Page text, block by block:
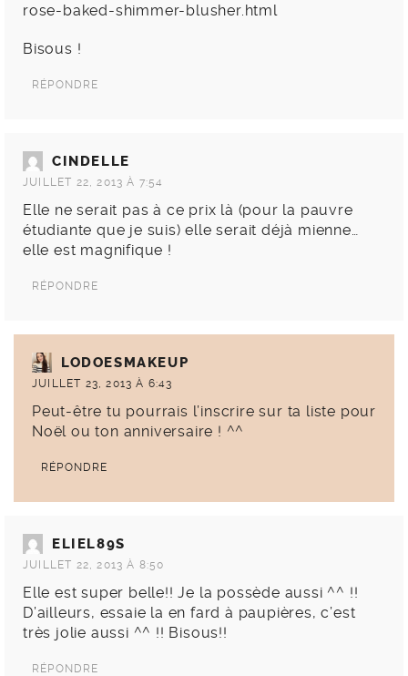
rose-baked-shimmer-blusher.html
Bisous !
RÉPONDRE
CINDELLE
JUILLET 22, 2013 À 7:54
Elle ne serait pas à ce prix là (pour la pauvre
étudiante que je suis) elle serait déjà mienne…
elle est magnifique !
RÉPONDRE
LODOESMAKEUP
JUILLET 23, 2013 À 6:43
Peut-être tu pourrais l’inscrire sur ta liste pour
Noël ou ton anniversaire ! ^^
RÉPONDRE
ELIEL89S
JUILLET 22, 2013 À 8:50
Elle est super belle!! Je la possède aussi ^^ !!
D’ailleurs, essaie la en fard à paupières, c’est
très jolie aussi ^^ !! Bisous!!
RÉPONDRE